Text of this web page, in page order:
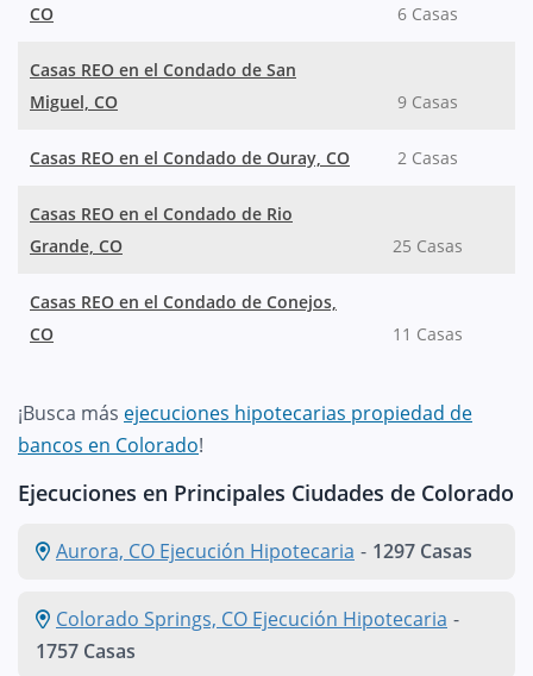
CO
6 Casas
Casas REO en el Condado de San
Miguel, CO
9 Casas
Casas REO en el Condado de Ouray, CO 2 Casas
Casas REO en el Condado de Rio
Grande, CO
25 Casas
Casas REO en el Condado de Conejos,
CO
11 Casas
¡Busca más ejecuciones hipotecarias propiedad de
bancos en Colorado!
Ejecuciones en Principales Ciudades de Colorado
Aurora, CO Ejecución Hipotecaria - 1297 Casas
Colorado Springs, CO Ejecución Hipotecaria -
1757 Casas